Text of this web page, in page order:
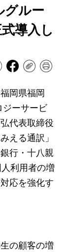
グルー
導入し
岡県福岡
ーサービ
代表取締役
える通訳」
行・十八親
利用者の増
応を強化す
の顧客の増